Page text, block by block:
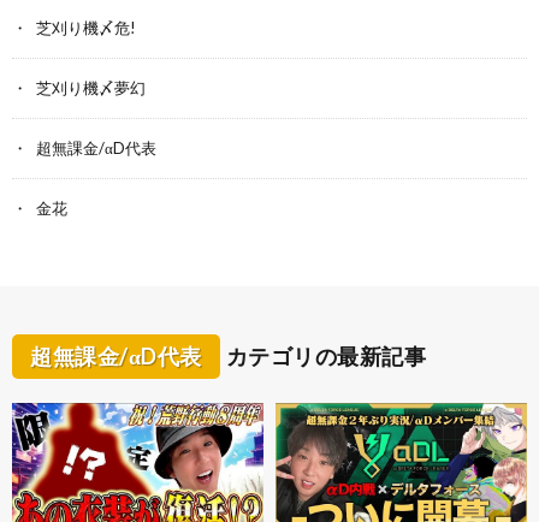
芝刈り機〆危!
芝刈り機〆夢幻
超無課金/αD代表
金花
超無課金/αD代表 カテゴリの最新記事